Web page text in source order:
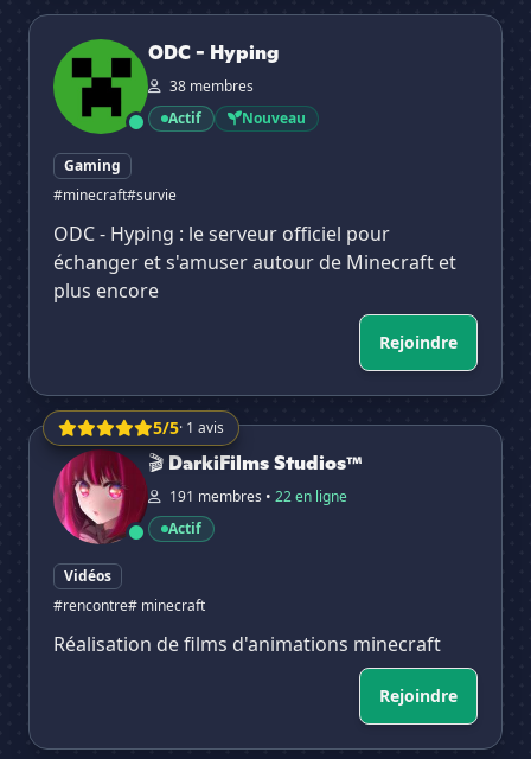
ODC - Hyping
ODC - Hyping
38 membres
Actif
Nouveau
Gaming
#minecraft#survie
ODC - Hyping : le serveur officiel pour
échanger et s'amuser autour de Minecraft et
plus encore
Rejoindre
5/5· 1 avis
🎬 DarkiFilms Studios™
🎬 DarkiFilms Studios™
191 membres • 22 en ligne
Actif
Vidéos
#rencontre# minecraft
Réalisation de films d'animations minecraft
Rejoindre